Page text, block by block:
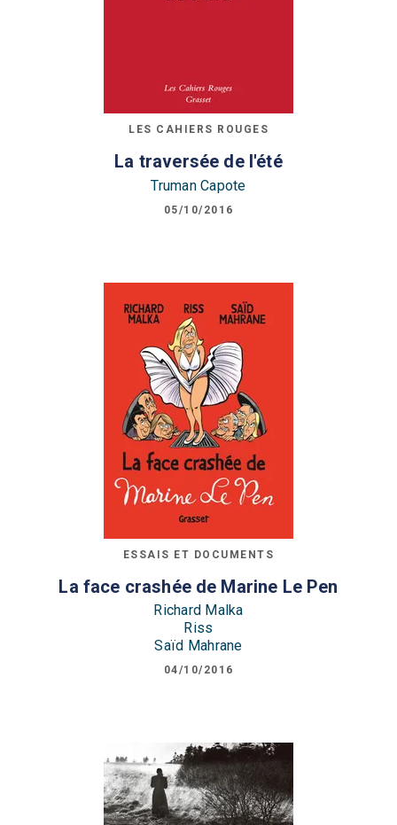
LES CAHIERS ROUGES
La traversée de l'été
Truman Capote
05/10/2016
ESSAIS ET DOCUMENTS
La face crashée de Marine Le Pen
Richard Malka
Riss
Saïd Mahrane
04/10/2016